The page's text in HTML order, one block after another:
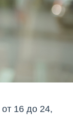
16 до 24,